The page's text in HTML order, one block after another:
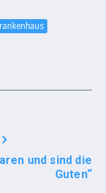
und sind die
Guten“